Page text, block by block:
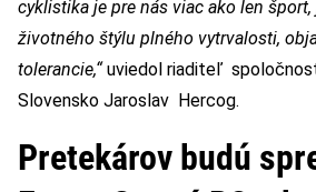
cyklistika je pre nás viac ako len
životného štýlu plného vytrvalosti,
tolerancie,“uviedol riaditeľ
Slovensko Jaroslav Hercog.
Pretekárov budú